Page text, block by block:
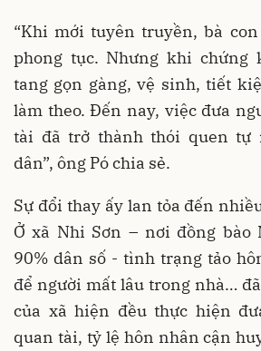
“Khi mới tuyên truyền, bà
phong tục. Nhưng khi chứng
tang gọn gàng, vệ sinh, tiết
làm theo. Đến nay, việc đưa
tài đã trở thành thói quen tự
dân”, ông Pó chia sẻ.
Sự đổi thay ấy lan tỏa đến
Ở xã Nhi Sơn – nơi đồng bào
90% dân số - tình trạng tảo
để người mất lâu trong nhà…
của xã hiện đều thực hiện
quan tài, tỷ lệ hôn nhân cận